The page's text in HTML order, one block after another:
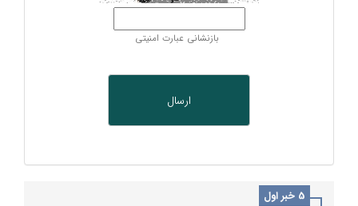
بازنشانی عبارت امنیتی
5 خبر اول